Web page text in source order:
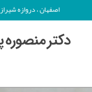
اصفهان ، دروازه شیراز ،